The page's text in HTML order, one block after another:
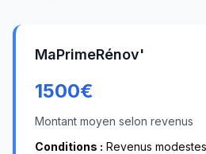
MaPrimeRénov'
1500€
Montant moyen selon revenus
Conditions : Revenus